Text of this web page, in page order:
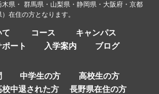
県・ 群馬県・山梨県・静岡県・大阪府・京都
在住の方となります。
て コース
キャンパス
ート
入学案内 ブログ
中学生の方
高校生の方
中退された方
長野県在住の方